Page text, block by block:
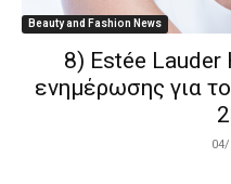
Beauty and Fashion News
8) Estée Lauder
ενημέρωσης για